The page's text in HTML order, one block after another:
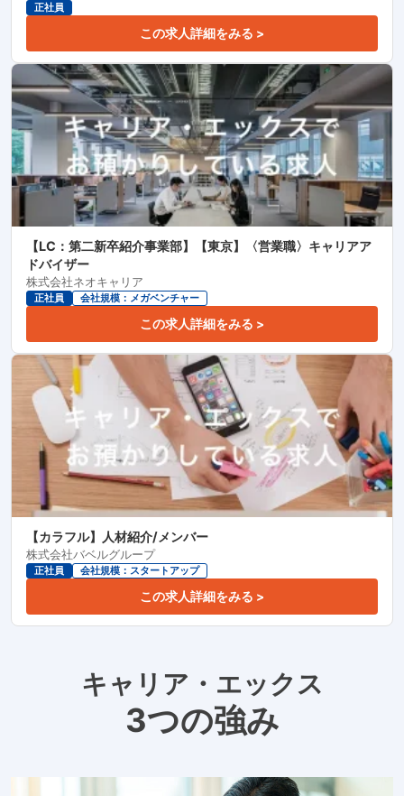
正社員
この求人詳細をみる >
【LC：第二新卒紹介事業部】【東京】〈営業職〉キャリアア
ドバイザー
株式会社ネオキャリア
正社員 会社規模：メガベンチャー
この求人詳細をみる >
【カラフル】人材紹介/メンバー
株式会社バベルグループ
正社員 会社規模：スタートアップ
この求人詳細をみる >
キャリア・エックス
3つの強み